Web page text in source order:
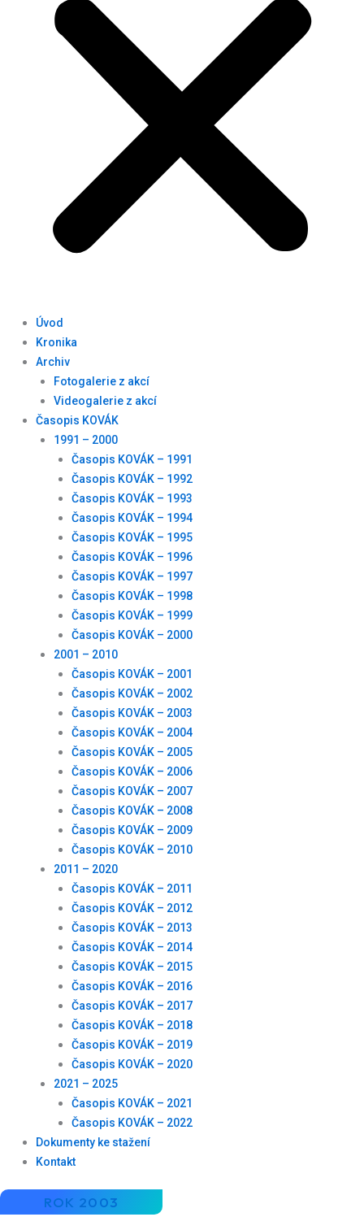
Úvod
Kronika
Archiv
Fotogalerie z akcí
Videogalerie z akcí
Časopis KOVÁK
1991 – 2000
Časopis KOVÁK – 1991
Časopis KOVÁK – 1992
Časopis KOVÁK – 1993
Časopis KOVÁK – 1994
Časopis KOVÁK – 1995
Časopis KOVÁK – 1996
Časopis KOVÁK – 1997
Časopis KOVÁK – 1998
Časopis KOVÁK – 1999
Časopis KOVÁK – 2000
2001 – 2010
Časopis KOVÁK – 2001
Časopis KOVÁK – 2002
Časopis KOVÁK – 2003
Časopis KOVÁK – 2004
Časopis KOVÁK – 2005
Časopis KOVÁK – 2006
Časopis KOVÁK – 2007
Časopis KOVÁK – 2008
Časopis KOVÁK – 2009
Časopis KOVÁK – 2010
2011 – 2020
Časopis KOVÁK – 2011
Časopis KOVÁK – 2012
Časopis KOVÁK – 2013
Časopis KOVÁK – 2014
Časopis KOVÁK – 2015
Časopis KOVÁK – 2016
Časopis KOVÁK – 2017
Časopis KOVÁK – 2018
Časopis KOVÁK – 2019
Časopis KOVÁK – 2020
2021 – 2025
Časopis KOVÁK – 2021
Časopis KOVÁK – 2022
Dokumenty ke stažení
Kontakt
ROK 2003